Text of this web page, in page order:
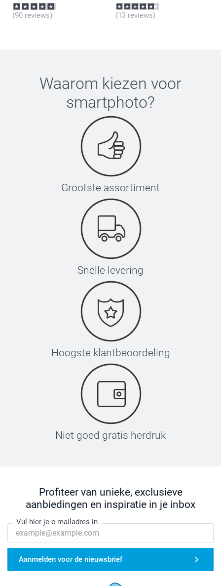
(90 reviews) (13 reviews)
Waarom kiezen voor
smartphoto?
Grootste assortiment
Snelle levering
Hoogste klantbeoordeling
Niet goed gratis herdruk
Profiteer van unieke, exclusieve
aanbiedingen en inspiratie in je inbox
Vul hier je e-mailadres in
Aanmelden voor de nieuwsbrief